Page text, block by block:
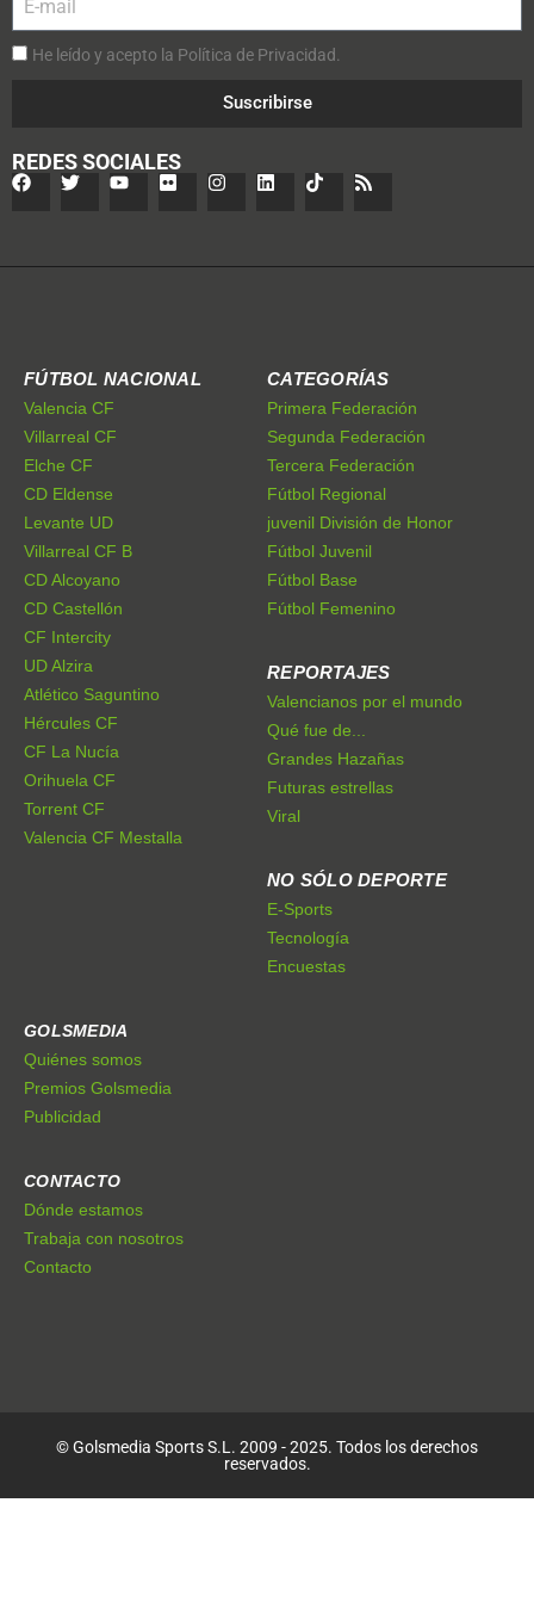
He leído y acepto la Política de Privacidad.
Suscribirse
REDES SOCIALES
FÚTBOL NACIONAL
Valencia CF
Villarreal CF
Elche CF
CD Eldense
Levante UD
Villarreal CF B
CD Alcoyano
CD Castellón
CF Intercity
UD Alzira
Atlético Saguntino
Hércules CF
CF La Nucía
Orihuela CF
Torrent CF
Valencia CF Mestalla
CATEGORÍAS
Primera Federación
Segunda Federación
Tercera Federación
Fútbol Regional
juvenil División de Honor
Fútbol Juvenil
Fútbol Base
Fútbol Femenino
REPORTAJES
Valencianos por el mundo
Qué fue de...
Grandes Hazañas
Futuras estrellas
Viral
NO SÓLO DEPORTE
E-Sports
Tecnología
Encuestas
GOLSMEDIA
Quiénes somos
Premios Golsmedia
Publicidad
CONTACTO
Dónde estamos
Trabaja con nosotros
Contacto
© Golsmedia Sports S.L. 2009 - 2025. Todos los derechos
reservados.